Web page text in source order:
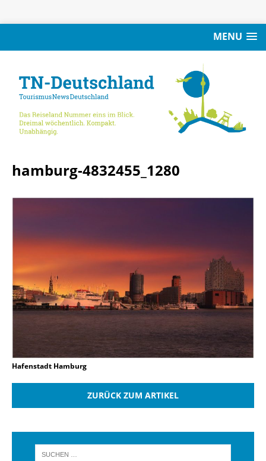
MENU
hamburg-4832455_1280
Hafenstadt Hamburg
ZURÜCK ZUM ARTIKEL